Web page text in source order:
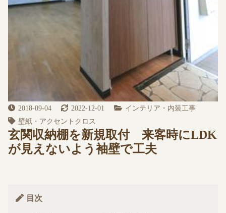
2018-09-04 2022-12-01
インテリア・内装工事
壁紙・アクセントクロス
玄関収納棚を新規取付 来客時にLDK
が見えないよう袖壁で工夫
目次